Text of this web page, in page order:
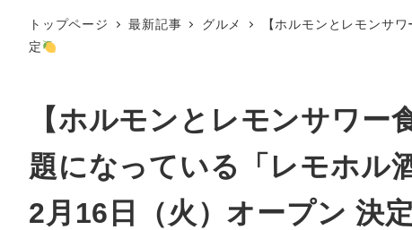
トップページ 最新記事 グルメ
【ホルモンとレモンサ
定
【ホルモンとレモンサワ
題になっている「レモホル
2月16日（火）オープン 決定